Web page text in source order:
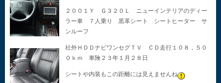
２００１Ｙ Ｇ３２０Ｌ ニューインテリアのディー
ラー車 ７人乗り 黒革シート シートヒーター サ
ンルーフ
社外ＨＤＤナビワンセグＴＶ ＣＤ走行１０８，５０
０ｋｍ 車険２３年１月２８日
シートや内装もこの距離には見えませんね